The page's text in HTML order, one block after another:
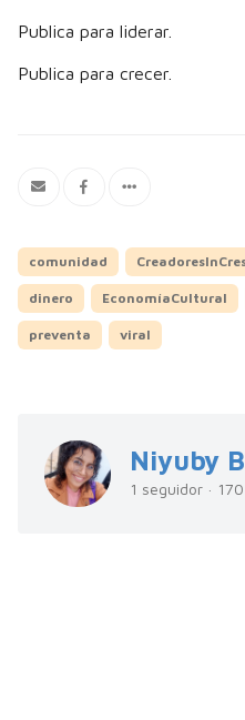
Publica para liderar.
Publica para crecer.
comunidad
dinero EconomíaCultural
preventa viral
Niyuby
1 seguidor ·